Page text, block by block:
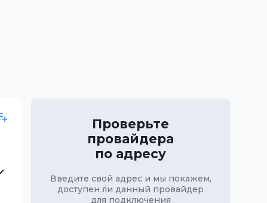
Проверьте
провайдера
по адресу
Введите свой адрес и мы покажем,
доступен ли данный провайдер
для подключения